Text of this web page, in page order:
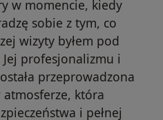
w momencie, kiedy
sobie z tym, co
wizyty byłem pod
profesjonalizmu i
przeprowadzona
która
i pełnej